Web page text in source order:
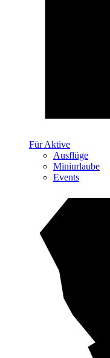
Für Aktive
Ausflüge
Miniurlaube
Events